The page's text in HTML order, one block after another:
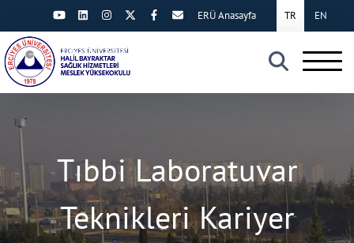
×
TR EN
ERÜ Anasayfa
Tıbbi Laboratuvar
Teknikleri Kariyer